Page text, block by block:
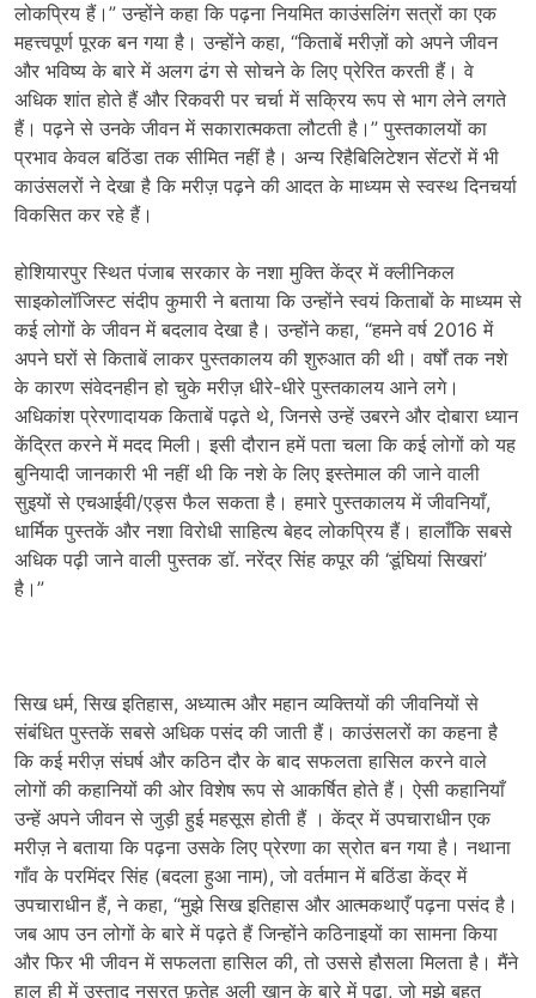
लोकप्रिय हैं।” उन्होंने कहा कि पढ़ना नियमित काउंसलिंग सत्रों का एक
महत्त्वपूर्ण पूरक बन गया है। उन्होंने कहा, “किताबें मरीज़ों को अपने जीवन
और भविष्य के बारे में अलग ढंग से सोचने के लिए प्रेरित करती हैं। वे
अधिक शांत होते हैं और रिकवरी पर चर्चा में सक्रिय रूप से भाग लेने लगते
हैं। पढ़ने से उनके जीवन में सकारात्मकता लौटती है।” पुस्तकालयों का
प्रभाव केवल बठिंडा तक सीमित नहीं है। अन्य रिहैबिलिटेशन सेंटरों में भी
काउंसलरों ने देखा है कि मरीज़ पढ़ने की आदत के माध्यम से स्वस्थ दिनचर्या
विकसित कर रहे हैं।
होशियारपुर स्थित पंजाब सरकार के नशा मुक्ति केंद्र में क्लीनिकल
साइकोलॉजिस्ट संदीप कुमारी ने बताया कि उन्होंने स्वयं किताबों के माध्यम से
कई लोगों के जीवन में बदलाव देखा है। उन्होंने कहा, “हमने वर्ष 2016 में
अपने घरों से किताबें लाकर पुस्तकालय की शुरुआत की थी। वर्षों तक नशे
के कारण संवेदनहीन हो चुके मरीज़ धीरे-धीरे पुस्तकालय आने लगे।
अधिकांश प्रेरणादायक किताबें पढ़ते थे, जिनसे उन्हें उबरने और दोबारा ध्यान
केंद्रित करने में मदद मिली। इसी दौरान हमें पता चला कि कई लोगों को यह
बुनियादी जानकारी भी नहीं थी कि नशे के लिए इस्तेमाल की जाने वाली
सुइयों से एचआईवी/एड्स फैल सकता है। हमारे पुस्तकालय में जीवनियाँ,
धार्मिक पुस्तकें और नशा विरोधी साहित्य बेहद लोकप्रिय हैं। हालाँकि सबसे
अधिक पढ़ी जाने वाली पुस्तक डॉ. नरेंद्र सिंह कपूर की ‘डूंघियां सिखरां’
है।”
सिख धर्म, सिख इतिहास, अध्यात्म और महान व्यक्तियों की जीवनियों से
संबंधित पुस्तकें सबसे अधिक पसंद की जाती हैं। काउंसलरों का कहना है
कि कई मरीज़ संघर्ष और कठिन दौर के बाद सफलता हासिल करने वाले
लोगों की कहानियों की ओर विशेष रूप से आकर्षित होते हैं। ऐसी कहानियाँ
उन्हें अपने जीवन से जुड़ी हुई महसूस होती हैं । केंद्र में उपचाराधीन एक
मरीज़ ने बताया कि पढ़ना उसके लिए प्रेरणा का स्रोत बन गया है। नथाना
गाँव के परमिंदर सिंह (बदला हुआ नाम), जो वर्तमान में बठिंडा केंद्र में
उपचाराधीन हैं, ने कहा, “मुझे सिख इतिहास और आत्मकथाएँ पढ़ना पसंद है।
जब आप उन लोगों के बारे में पढ़ते हैं जिन्होंने कठिनाइयों का सामना किया
और फिर भी जीवन में सफलता हासिल की, तो उससे हौसला मिलता है। मैंने
हाल ही में उस्ताद नुसरत फ़तेह अली ख़ान के बारे में पढ़ा, जो मुझे बहुत